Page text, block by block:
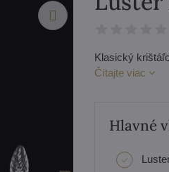
Klasický
Čítajte viac
Hlavné